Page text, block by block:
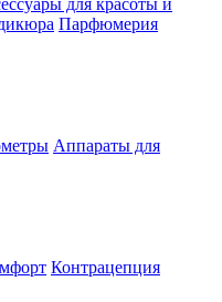
для красоты и
Парфюмерия
Аппараты для
Контрацепция